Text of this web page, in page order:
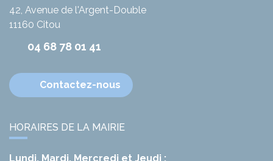
42, Avenue de l'Argent-Double
11160 Citou
04 68 78 01 41
Contactez-nous
HORAIRES DE LA MAIRIE
Lundi, Mardi, Mercredi et Jeudi :